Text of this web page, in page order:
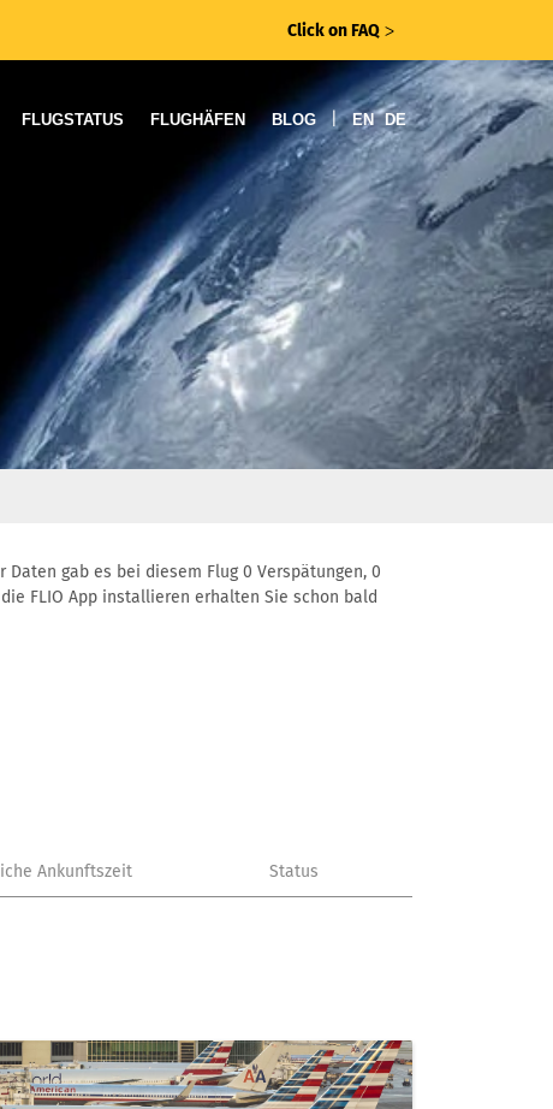
Click on FAQ ᐳ
FLUGSTATUS FLUGHÄFEN BLOG | EN DE
Daten gab es bei diesem Flug 0 Verspätungen, 0
FLIO App installieren erhalten Sie schon bald
Ankunftszeit Status